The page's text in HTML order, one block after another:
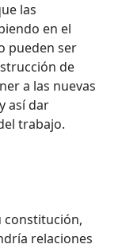
las
en el
pueden ser
de
a las nuevas
así dar
trabajo.
constitución,
relaciones